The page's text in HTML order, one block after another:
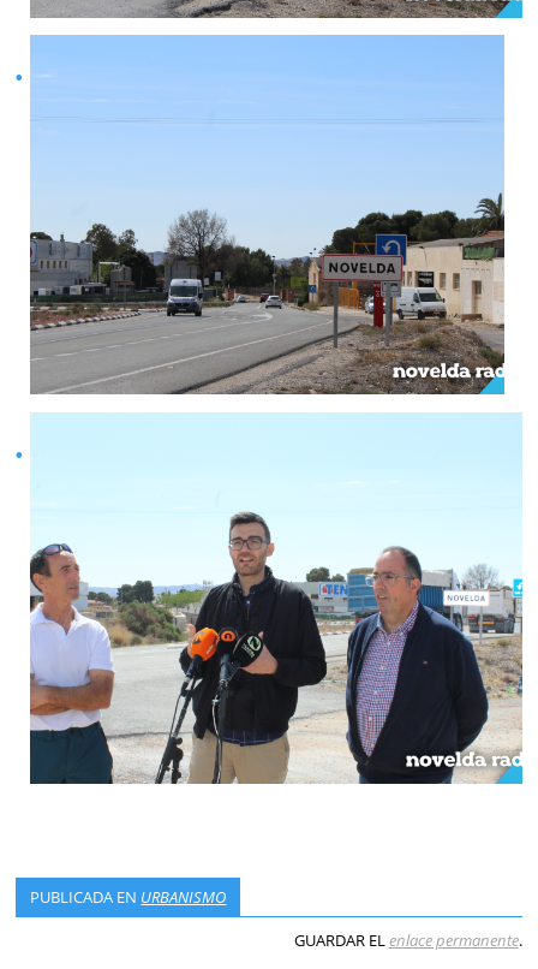
PUBLICADA EN URBANISMO
GUARDAR ELenlace permanente.